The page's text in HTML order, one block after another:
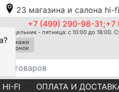
23 магазина и салона hi-
+7 (499) 290-98-31;+7
Понедельник - пятница: с 10:00 до 18:00.
Закажи
звонок
FI ОПЛАТА И